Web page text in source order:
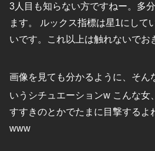
3人目も知らない方ですねー。多
ます。 ルックス指標は星1にして
いです。これ以上は触れないでお
画像を見ても分かるように、そん
いうシチュエーションw こんな女
すすきのとかでたまに目撃するよ
www